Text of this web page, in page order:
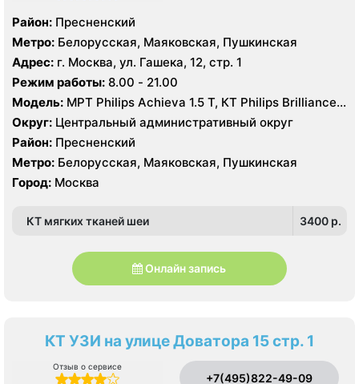
Район: Пресненский
Метро: Белорусская, Маяковская, Пушкинская
Адрес: г. Москва, ул. Гашека, 12, стр. 1
Режим работы: 8.00 - 21.00
Модель: МРТ Philips Achieva 1.5 T, КТ Philips Brilliance
CT 64 среза, УЗИ Philips iE33 X-matrix
Округ: Центральный административный округ
Район: Пресненский
Метро: Белорусская, Маяковская, Пушкинская
Город: Москва
КТ мягких тканей шеи 3400 p.
Онлайн запись
КТ УЗИ на улице Доватора 15 стр. 1
Отзыв о сервисе
+7(495)822-49-09